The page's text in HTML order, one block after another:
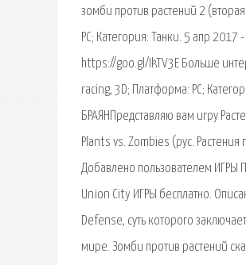
зомби против растений 2
PC; Категория: Танки. 5 апр
https://goo.gl/IkTV3E Больше
racing, 3D; Платформа: PC;
БРАЯНПредставляю вам игру
Plants vs. Zombies (рус.
Добавлено пользователем ИГРЫ
Union City ИГРЫ бесплатно.
Defense, суть которого
мире. Зомби против растений